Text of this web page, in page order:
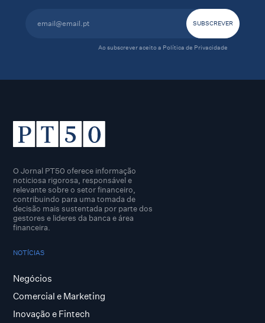
Ao subscrever aceito a Política de Privacidade
O Jornal PT50 oferece informação
noticiosa rigorosa, responsável e
relevante sobre o setor financeiro,
contribuindo para uma tomada de
decisão mais sustentada por parte dos
gestores e lideres da banca e área
financeira.
NOTÍCIAS
Negócios
Comercial e Marketing
Inovação e Fintech